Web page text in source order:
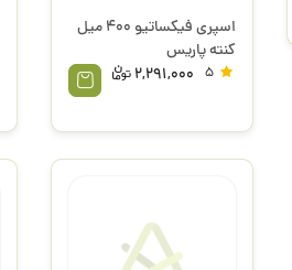
اسپری فیکساتیو 400 میل
کنته پاریس
2,291,000